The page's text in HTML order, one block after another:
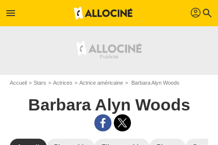
menu profil search
Accueil Stars Actrices Actrice américaine Barbara Alyn Woods
Barbara Alyn Woods